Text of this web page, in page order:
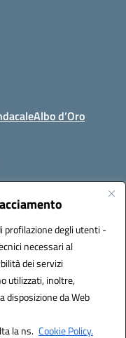
degli utenti -
necessari al
dei servizi
utilizzati, inoltre,
da Web
la ns. Cookie Policy.
Albo d’Oro